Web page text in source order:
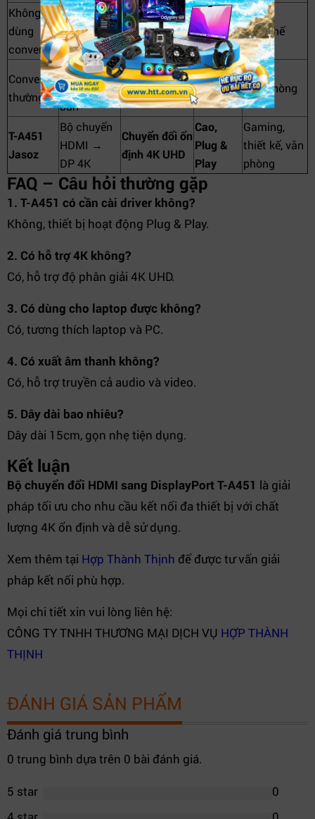
Không
dùng
converter
Kết nối sai
chuẩn
Không tương
thích HDMI
→ DP
Không
sử dụng
được
Hạn chế
Converter
thường
Bộ chuyển
HDMI cơ
bản
Chuyển tín
hiệu cơ bản
Trung
bình
Văn phòng
T-A451
Jasoz
Bộ chuyển
HDMI →
DP 4K
Chuyển đổi ổn
định 4K UHD
Cao,
Plug &
Play
Gaming,
thiết kế, văn
phòng
FAQ – Câu hỏi thường gặp
1. T-A451 có cần cài driver không?
Không, thiết bị hoạt động Plug & Play.
2. Có hỗ trợ 4K không?
Có, hỗ trợ độ phân giải 4K UHD.
3. Có dùng cho laptop được không?
Có, tương thích laptop và PC.
4. Có xuất âm thanh không?
Có, hỗ trợ truyền cả audio và video.
5. Dây dài bao nhiêu?
Dây dài 15cm, gọn nhẹ tiện dụng.
Kết luận
Bộ chuyển đổi HDMI sang DisplayPort T-A451 là giải
pháp tối ưu cho nhu cầu kết nối đa thiết bị với chất
lượng 4K ổn định và dễ sử dụng.
Xem thêm tại Hợp Thành Thịnh để được tư vấn giải
pháp kết nối phù hợp.
Mọi chi tiết xin vui lòng liên hệ:
CÔNG TY TNHH THƯƠNG MẠI DỊCH VỤ HỢP THÀNH
THỊNH
ĐÁNH GIÁ SẢN PHẨM
Đánh giá trung bình
0 trung bình dựa trên 0 bài đánh giá.
5 star
0